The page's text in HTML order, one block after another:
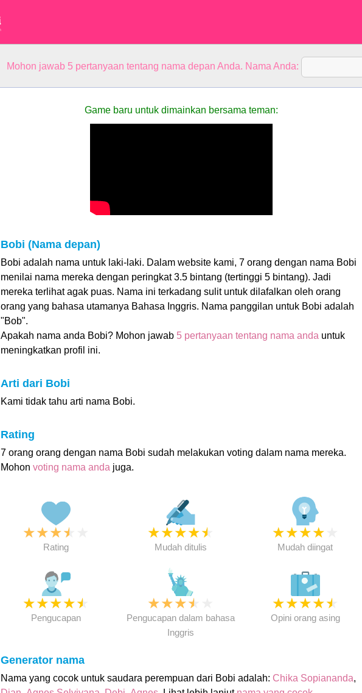
Mohon jawab 5 pertanyaan tentang nama depan Anda. Nama Anda:
Game baru untuk dimainkan bersama teman:
Bobi (Nama depan)
Bobi adalah nama untuk laki-laki. Dalam website kami, 7 orang dengan nama Bobi
menilai nama mereka dengan peringkat 3.5 bintang (tertinggi 5 bintang). Jadi
mereka terlihat agak puas. Nama ini terkadang sulit untuk dilafalkan oleh orang
orang yang bahasa utamanya Bahasa Inggris. Nama panggilan untuk Bobi adalah
"Bob".
Apakah nama anda Bobi? Mohon jawab 5 pertanyaan tentang nama anda untuk
meningkatkan profil ini.
Arti dari Bobi
Kami tidak tahu arti nama Bobi.
Rating
7 orang orang dengan nama Bobi sudah melakukan voting dalam nama mereka.
Mohon voting nama anda juga.
★★★★
Rating
★★★★★
Mudah ditulis
★★★★
Mudah diingat
★★★★★
Pengucapan
★★★★
Pengucapan dalam bahasa
Inggris
★★★★★
Opini orang asing
Generator nama
Nama yang cocok untuk saudara perempuan dari Bobi adalah: Chika Sopiananda,